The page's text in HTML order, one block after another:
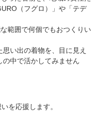
（フグロ）」や「テデ
範囲で何個でもおつくりい
い出の着物を、目に見え
の中で活かしてみません
を応援します。